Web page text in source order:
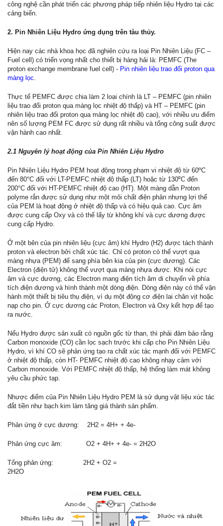
công nghệ cần phát triển các phương pháp tiếp nhiên liệu Hydro tại các
cảng biển.
2. Pin Nhiên Liệu Hydro ứng dụng trên tàu thủy.
Hiện nay các nhà khoa học đã nghiên cứu ra loại Pin Nhiên Liệu (FC –
Fuel cell) có triển vọng nhất cho thiết bị hàng hải là: PEMFC (The
proton exchange membrane fuel cell) - Pin nhiên liệu trao đổi proton qua
màng lọc.
Thực tế PEMFC được chia làm 2 loại chính là LT – PEMFC (pin nhiên
liệu trao đổi proton qua màng lọc nhiệt độ thấp) và HT – PEMFC (pin
nhiên liệu trao đổi proton qua màng lọc nhiệt độ cao), với nhiều ưu điểm
nên số lượng PEM FC được sử dụng rất nhiều và tổng công suất được
vận hành cao nhất.
2.1 Nguyên lý hoạt động của Pin Nhiên Liệu Hydro
Pin Nhiên Liệu Hydro PEM hoạt động trong phạm vi nhiệt độ từ 60ºC
đến 80°C đối với LT-PEMFC nhiệt độ thấp (LT) hoặc từ 130⁰C đến
200°C đối với HT-PEMFC nhiệt độ cao (HT). Một màng dẫn Proton
polyme rắn được sử dụng như một môi chất điện phân nhưng lợi thế
của PEM là hoạt động ở nhiệt độ thấp và có hiệu quả cao. Cực âm
được cung cấp Oxy và có thể lấy từ không khí và cực dương được
cung cấp Hydro.
Ở một bên của pin nhiên liệu (cực âm) khí Hydro (H2) được tách thành
proton và electron bởi chất xúc tác. Chỉ có proton có thể vượt qua
màng nhựa (PEM) để sang phía bên kia của pin (cực dương). Các
Electron (điện tử) không thể vượt qua màng nhựa được. Khi nói cực
âm và cực dương, các Electron mang điện tích âm di chuyển về phía
tích điện dương và hình thành một dòng điện. Dòng điện này có thể vận
hành một thiết bị tiêu thụ điện, ví dụ một động cơ điện lai chân vịt hoặc
nạp cho pin. Ở cực dương các Proton, Electron và Oxy kết hợp để tạo
ra nước.
Nếu Hydro được sản xuất có nguồn gốc từ than, thì phải đảm bảo rằng
Carbon monoxide (CO) cần lọc sạch trước khi cấp cho Pin Nhiên Liệu
Hydro, vì khí CO sẽ phản ứng tạo ra chất xúc tác mạnh đối với PEMFC
ở nhiệt độ thấp, còn HT- PEMFC nhiệt độ cao không nhạy cảm với
Carbon monoxide. Với PEMFC nhiệt độ thấp, hệ thống làm mát không
yêu cầu phức tạp.
Nhược điểm của Pin Nhiên Liệu Hydro PEM là sử dụng vật liệu xúc tác
đắt tiền như bạch kim làm tăng giá thành sản phẩm.
Phản ứng ở cực dương: 2H2 = 4H+ + 4e-
Phản ứng cực âm: O2 + 4H+ + 4e- = 2H2O
Tổng phản ứng: 2H2 + O2 =
2H2O